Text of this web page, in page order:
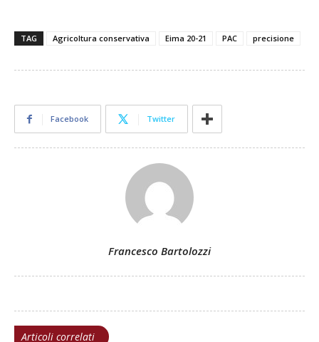
TAG Agricoltura conservativa Eima 20-21 PAC precisione
Facebook Twitter
Francesco Bartolozzi
Articoli correlati